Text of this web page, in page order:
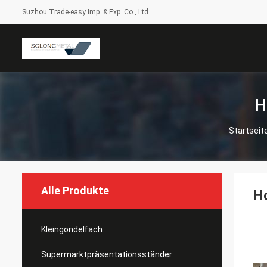
Suzhou Trade-easy Imp. & Exp. Co., Ltd
Alle Produkte
Kleingondelfach
Supermarktpräsentationsständer